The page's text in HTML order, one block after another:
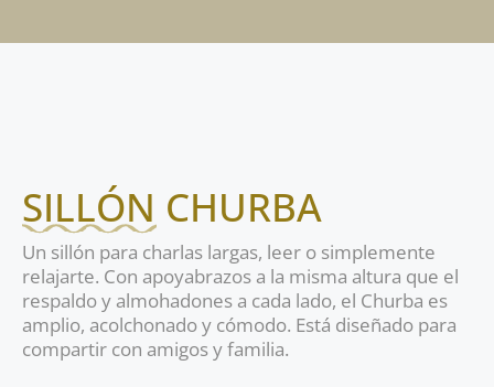
SILLÓN CHURBA
Un sillón para charlas largas, leer o simplemente
relajarte. Con apoyabrazos a la misma altura que el
respaldo y almohadones a cada lado, el Churba es
amplio, acolchonado y cómodo. Está diseñado para
compartir con amigos y familia.